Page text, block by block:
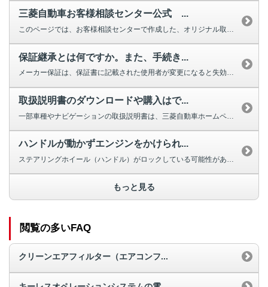
三菱自動車お客様相談センター公式 ...
このページでは、お客様相談センターで作成した、オリジナル取扱説明動画を掲載...
保証継承とは何ですか。また、手続き...
メーカー保証は、保証書に記載された使用者が変更になると失効しますが、車両の...
取扱説明書のダウンロードや購入はで...
ハンドルが動かずエンジンをかけられ...
ステアリングホイール（ハンドル）がロックしている可能性があります。 ほと...
もっと見る
閲覧の多いFAQ
クリーンエアフィルター（エアコンフ...